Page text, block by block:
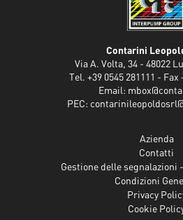
Contarini
Via A. Volta, 34 - 48022
Tel. +39 0545 281111 - Fax
Email:
PEC:
Azienda
Contatti
Gestione delle segnalazioni
Condizioni
Privacy
Cookie